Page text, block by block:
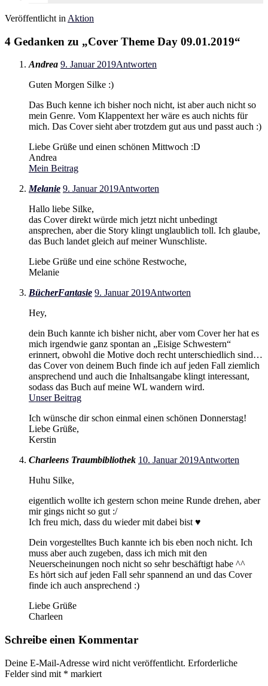
Veröffentlicht in Aktion
4 Gedanken zu „Cover Theme Day 09.01.2019“
Andrea 9. Januar 2019Antworten
Guten Morgen Silke :)
Das Buch kenne ich bisher noch nicht, ist aber auch nicht so
mein Genre. Vom Klappentext her wäre es auch nichts für
mich. Das Cover sieht aber trotzdem gut aus und passt auch :)
Liebe Grüße und einen schönen Mittwoch :D
Andrea
Mein Beitrag
Melanie 9. Januar 2019Antworten
Hallo liebe Silke,
das Cover direkt würde mich jetzt nicht unbedingt
ansprechen, aber die Story klingt unglaublich toll. Ich glaube,
das Buch landet gleich auf meiner Wunschliste.
Liebe Grüße und eine schöne Restwoche,
Melanie
BücherFantasie 9. Januar 2019Antworten
Hey,
dein Buch kannte ich bisher nicht, aber vom Cover her hat es
mich irgendwie ganz spontan an „Eisige Schwestern“
erinnert, obwohl die Motive doch recht unterschiedlich sind…
das Cover von deinem Buch finde ich auf jeden Fall ziemlich
ansprechend und auch die Inhaltsangabe klingt interessant,
sodass das Buch auf meine WL wandern wird.
Unser Beitrag
Ich wünsche dir schon einmal einen schönen Donnerstag!
Liebe Grüße,
Kerstin
Charleens Traumbibliothek 10. Januar 2019Antworten
Huhu Silke,
eigentlich wollte ich gestern schon meine Runde drehen, aber
mir gings nicht so gut :/
Ich freu mich, dass du wieder mit dabei bist ♥
Dein vorgestelltes Buch kannte ich bis eben noch nicht. Ich
muss aber auch zugeben, dass ich mich mit den
Neuerscheinungen noch nicht so sehr beschäftigt habe ^^
Es hört sich auf jeden Fall sehr spannend an und das Cover
finde ich auch ansprechend :)
Liebe Grüße
Charleen
Schreibe einen Kommentar
Deine E-Mail-Adresse wird nicht veröffentlicht. Erforderliche
Felder sind mit * markiert